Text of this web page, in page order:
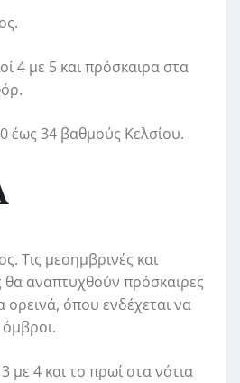
4 με 5 και πρόσκαιρα στα
έως 34 βαθμούς Κελσίου.
Τις μεσημβρινές και
θα αναπτυχθούν πρόσκαιρες
ορεινά, όπου ενδέχεται να
με 4 και το πρωί στα νότια